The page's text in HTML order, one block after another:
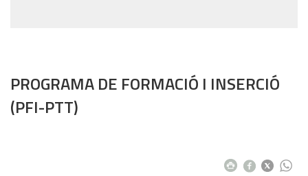
PROGRAMA DE FORMACIÓ I INSERCIÓ
(PFI-PTT)